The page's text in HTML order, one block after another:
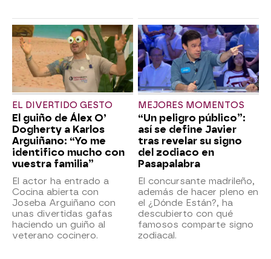
EL DIVERTIDO GESTO
El guiño de Álex O’
Dogherty a Karlos
Arguiñano: “Yo me
identifico mucho con
vuestra familia”
El actor ha entrado a
Cocina abierta con
Joseba Arguiñano con
unas divertidas gafas
haciendo un guiño al
veterano cocinero.
MEJORES MOMENTOS
“Un peligro público”:
así se define Javier
tras revelar su signo
del zodiaco en
Pasapalabra
El concursante madrileño,
además de hacer pleno en
el ¿Dónde Están?, ha
descubierto con qué
famosos comparte signo
zodiacal.